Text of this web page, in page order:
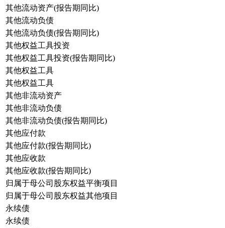
其他流动资产(报告期同比)
其他流动负债
其他流动负债(报告期同比)
其他权益工具投资
其他权益工具投资(报告期同比)
其他权益工具
其他权益工具
其他非流动资产
其他非流动负债
其他非流动负债(报告期同比)
其他应付款
其他应付款(报告期同比)
其他应收款
其他应收款(报告期同比)
归属于母公司股东权益平衡项目
归属于母公司股东权益其他项目
永续债
永续债